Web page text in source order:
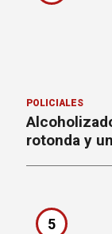
POLICIALES
rotonda y
5